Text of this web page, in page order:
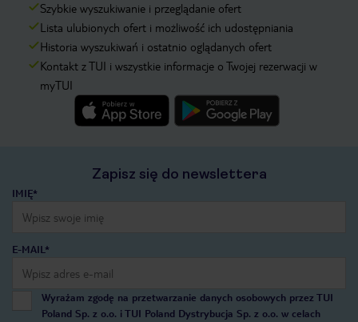
Szybkie wyszukiwanie i przeglądanie ofert
Lista ulubionych ofert i możliwość ich udostępniania
Historia wyszukiwań i ostatnio oglądanych ofert
Kontakt z TUI i wszystkie informacje o Twojej rezerwacji w
myTUI
Zapisz się do newslettera
IMIĘ*
E-MAIL*
Wyrażam zgodę na przetwarzanie danych osobowych przez TUI
Poland Sp. z o.o. i TUI Poland Dystrybucja Sp. z o.o. w celach